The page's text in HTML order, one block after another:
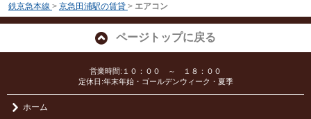
鉄京急本線 > 京急田浦駅の賃貸 > エアコン
ページトップに戻る
営業時間:１０：００ ～ １８：００
定休日:年末年始・ゴールデンウィーク・夏季
ホーム